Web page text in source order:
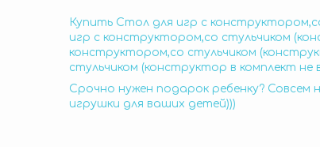
Купить Стол для игр с
игр с конструктором,со стульчиком
конструктором,со стульчиком
стульчиком (конструктор в комплект не
Срочно нужен подарок ребенку?
игрушки для ваших детей)))